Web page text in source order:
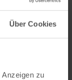
Über Cookies
zu